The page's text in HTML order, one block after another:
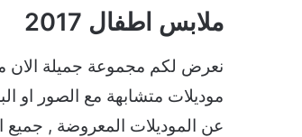
ملابس اطفال 2017
نعرض لكم مجموعة جميلة الان
موديلات متشابهة مع الصور او
عن الموديلات المعروضة , جميع